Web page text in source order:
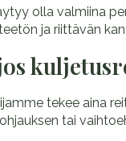
olla valmiina
ja riittävän
tekee aina
tai